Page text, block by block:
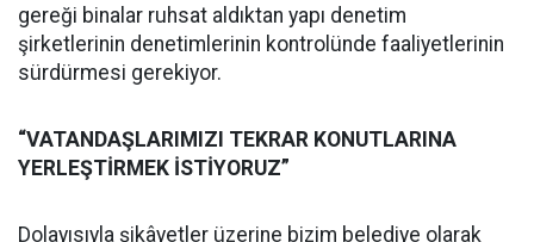
gereği binalar ruhsat aldıktan yapı denetim
şirketlerinin denetimlerinin kontrolünde faaliyetlerinin
sürdürmesi gerekiyor.
“VATANDAŞLARIMIZI TEKRAR KONUTLARINA
YERLEŞTİRMEK İSTİYORUZ”
Dolayısıyla şikâyetler üzerine bizim belediye olarak